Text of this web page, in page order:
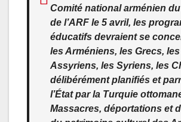
Comité national arménien
de l’ARF le 5 avril, les
éducatifs devraient se
les Arméniens, les Grecs, les
Assyriens, les Syriens, les
délibérément planifiés et
l’État par la Turquie
Massacres, déportations et